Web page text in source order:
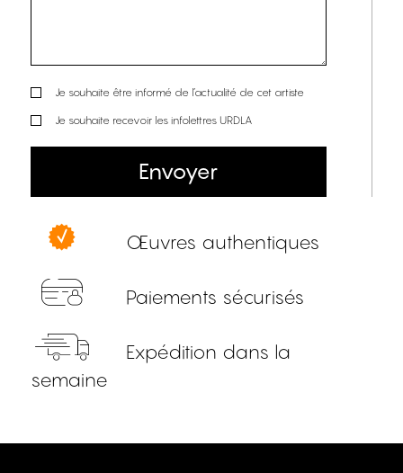
Je souhaite être informé de l’actualité de cet artiste
Je souhaite recevoir les infolettres URDLA
Envoyer
Œuvres authentiques
Paiements sécurisés
Expédition dans la
semaine